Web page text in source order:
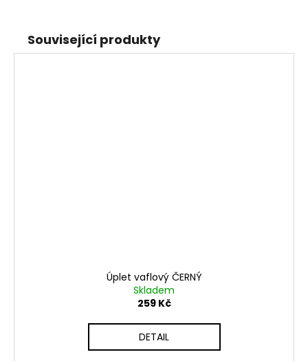
Související produkty
Úplet vaflový ČERNÝ
Skladem
259 Kč
DETAIL